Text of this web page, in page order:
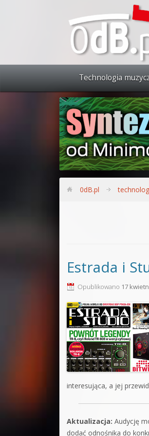
Technologia
0dB.pl
Estrada i
Opublikowano 17
interesująca, a jej
Aktualizacja: Audycję
dodać odnośnika do